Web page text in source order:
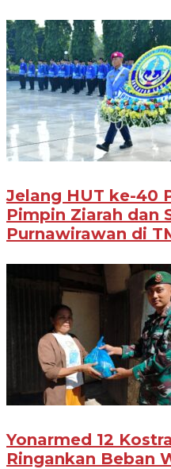
Jelang HUT ke-40
Pimpin Ziarah dan
Purnawirawan di
Yonarmed 12
Ringankan Beban